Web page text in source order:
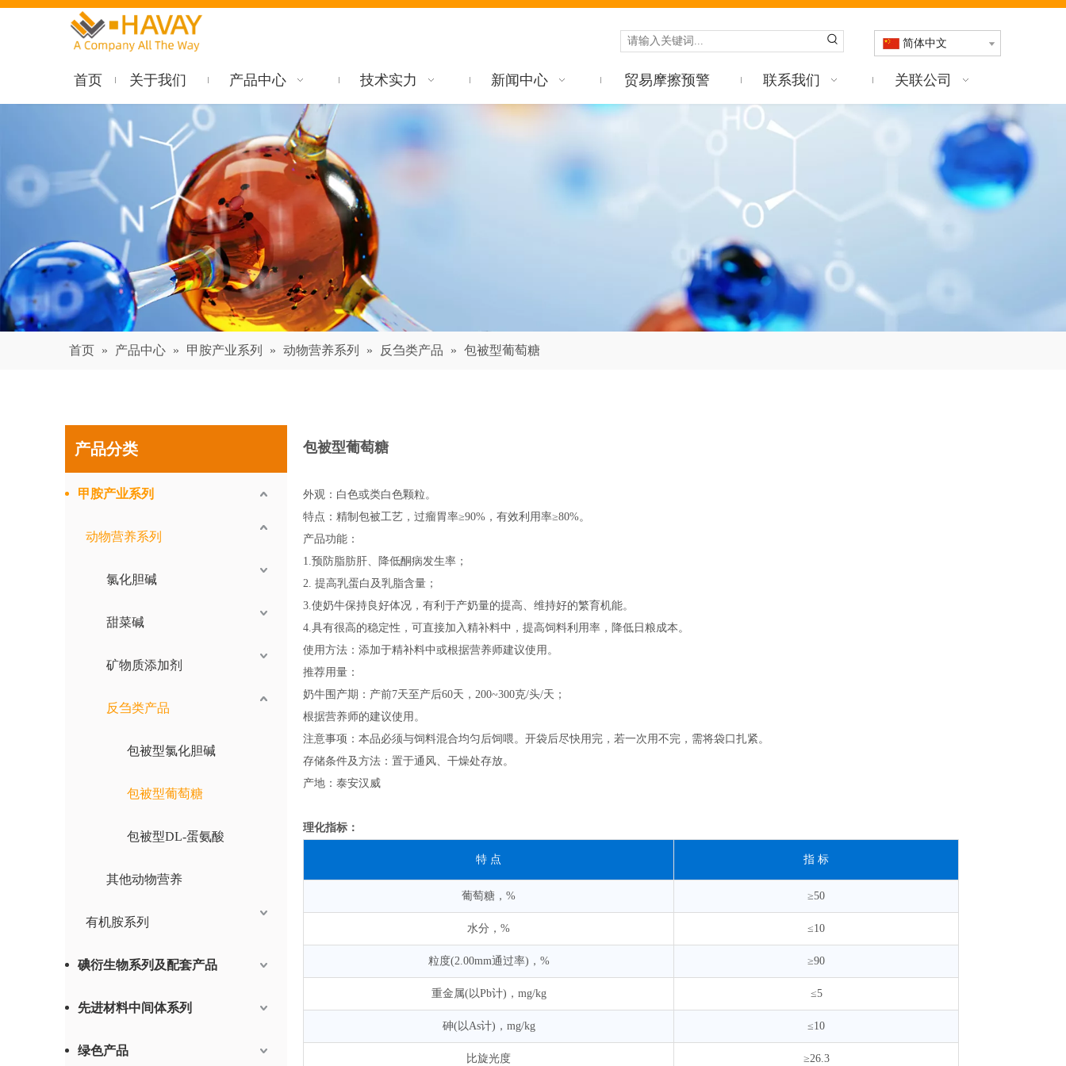
简体中文
首页 关于我们 产品中心 技术实力 新闻中心 贸易摩擦预警 联系我们 关联公司
首页 » 产品中心 » 甲胺产业系列 » 动物营养系列 » 反刍类产品 » 包被型葡萄糖
产品分类
甲胺产业系列
动物营养系列
氯化胆碱
甜菜碱
矿物质添加剂
反刍类产品
包被型氯化胆碱
包被型葡萄糖
包被型DL-蛋氨酸
其他动物营养
有机胺系列
碘衍生物系列及配套产品
先进材料中间体系列
绿色产品
包被型葡萄糖
外观：白色或类白色颗粒。
特点：精制包被工艺，过瘤胃率≥90%，有效利用率≥80%。
产品功能：
1.预防脂肪肝、降低酮病发生率；
2. 提高乳蛋白及乳脂含量；
3.使奶牛保持良好体况，有利于产奶量的提高、维持好的繁育机能。
4.具有很高的稳定性，可直接加入精补料中，提高饲料利用率，降低日粮成本。
使用方法：添加于精补料中或根据营养师建议使用。
推荐用量：
奶牛围产期：产前7天至产后60天，200~300克/头/天；
根据营养师的建议使用。
注意事项：本品必须与饲料混合均匀后饲喂。开袋后尽快用完，若一次用不完，需将袋口扎紧。
存储条件及方法：置于通风、干燥处存放。
产地：泰安汉威
理化指标：
特 点 指 标
葡萄糖，% ≥50
水分，% ≤10
粒度(2.00mm通过率)，% ≥90
重金属(以Pb计)，mg/kg ≤5
砷(以As计)，mg/kg ≤10
比旋光度 ≥26.3